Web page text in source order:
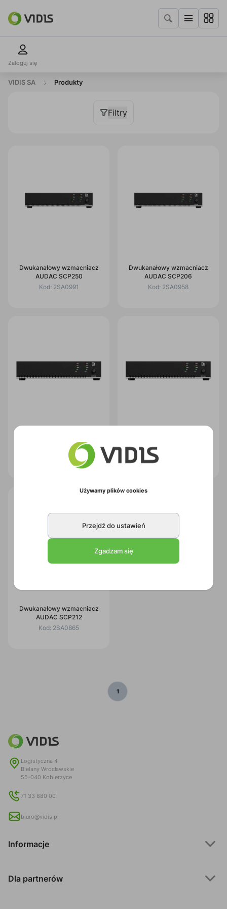
Zaloguj się
VIDIS SA Produkty
Filtry
Dwukanałowy wzmacniacz
AUDAC SCP250
Kod: 2SA0991
Dwukanałowy wzmacniacz
AUDAC SCP206
Kod: 2SA0958
AUDAC SCP230
2SA0867
AUDAC SCP224
Kod:
Dwukanałowy wzmacniacz
AUDAC SCP212
Kod: 2SA0865
1
Logistyczna 4
Bielany Wrocławskie
55-040 Kobierzyce
71 33 880 00
biuro@vidis.pl
Informacje
Dla partnerów
Używamy plików cookies
Przejdź do ustawień
Zgadzam się